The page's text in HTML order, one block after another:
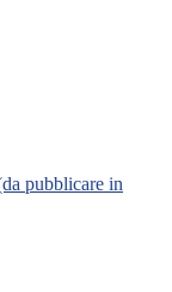
pubblicare in